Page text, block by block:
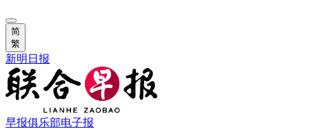
简
繁
新明日报
早报俱乐部电子报